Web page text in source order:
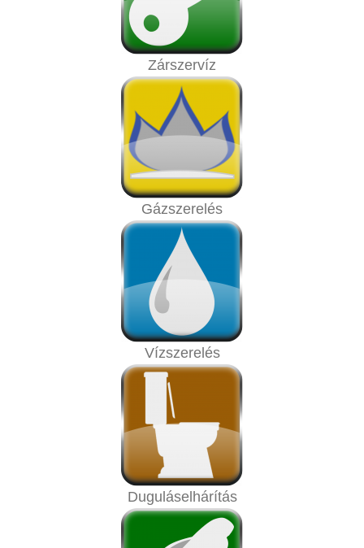
Zárszervíz
Gázszerelés
Vízszerelés
Duguláselhárítás